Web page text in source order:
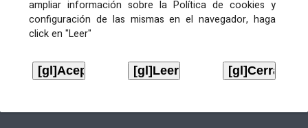
ampliar información sobre la Política de cookies y
configuración de las mismas en el navegador, haga
click en "Leer"